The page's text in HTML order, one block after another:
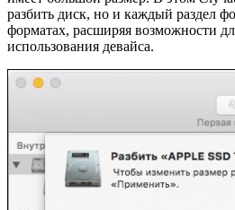
разбить диск, но и каждый раздел
форматах, расширяя возможности
использования девайса.